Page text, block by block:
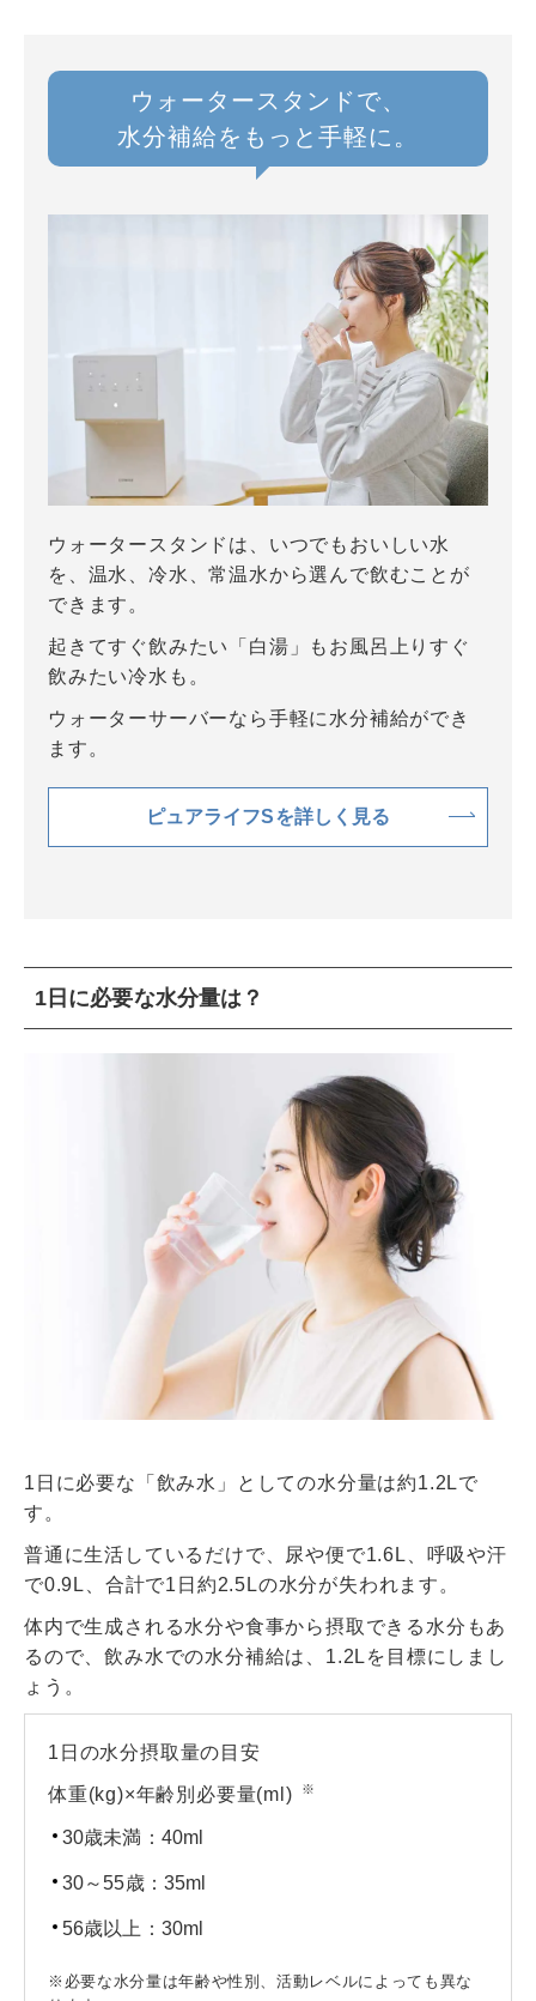
ウォータースタンドで、
水分補給をもっと手軽に。
ウォータースタンドは、いつでもおいしい水
を、温水、冷水、常温水から選んで飲むことが
できます。
起きてすぐ飲みたい「白湯」もお風呂上りすぐ
飲みたい冷水も。
ウォーターサーバーなら手軽に水分補給ができ
ます。
ピュアライフSを詳しく見る
1日に必要な水分量は？
1日に必要な「飲み水」としての水分量は約1.2Lで
す。
普通に生活しているだけで、尿や便で1.6L、呼吸や汗
で0.9L、合計で1日約2.5Lの水分が失われます。
体内で生成される水分や食事から摂取できる水分もあ
るので、飲み水での水分補給は、1.2Lを目標にしまし
ょう。
1日の水分摂取量の目安
体重(kg)×年齢別必要量(ml) ※
30歳未満：40ml
30～55歳：35ml
56歳以上：30ml
※必要な水分量は年齢や性別、活動レベルによっても異な